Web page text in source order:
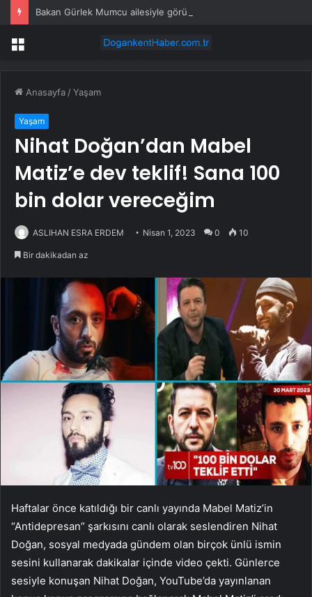
Bakan Gürlek Mumcu ailesiyle görüştü
Menü
Anasayfa /Yaşam
Yaşam
Nihat Doğan’dan Mabel
Matiz’e dev teklif! Sana 100
bin dolar vereceğim
ASLIHAN ESRA ERDEM Nisan 1, 2023 0 10
Bir dakikadan az
Haftalar önce katıldığı bir canlı yayında Mabel Matiz’in
“Antidepresan” şarkısını canlı olarak seslendiren Nihat
Doğan, sosyal medyada gündem olan birçok ünlü ismin
sesini kullanarak dakikalar içinde video çekti. Günlerce
sesiyle konuşan Nihat Doğan, YouTube’da yayınlanan